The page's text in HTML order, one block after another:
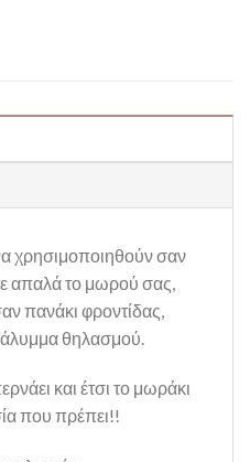
χρησιμοποιηθούν σαν
απαλά το μωρού σας,
πανάκι φροντίδας,
θηλασμού.
και έτσι το μωράκι
που πρέπει!!